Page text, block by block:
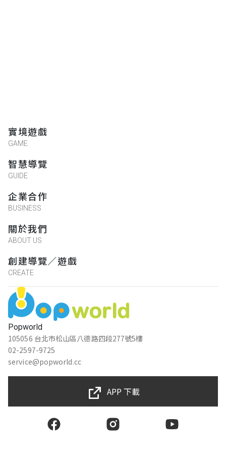
Popworld
105056 台北市松山區八德路四段277號5樓
02-2597-9725
service@popworld.cc
實境遊戲
GAME
智慧導覽
GUIDE
企業合作
BUSINESS
關於我們
ABOUT US
創建導覽／遊戲
CREATE
APP 下載